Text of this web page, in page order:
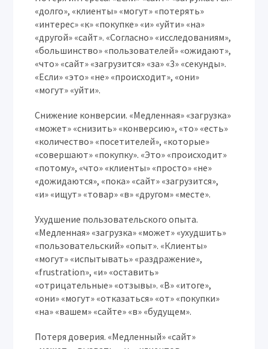
«долго», «клиенты» «могут» «потерять»
«интерес» «к» «покупке» «и» «уйти» «на»
«другой» «сайт». «Согласно» «исследованиям»,
«большинство» «пользователей» «ожидают»,
«что» «сайт» «загрузится» «за» «3» «секунды».
«Если» «это» «не» «происходит», «они»
«могут» «уйти».
Снижение конверсии. «Медленная» «загрузка»
«может» «снизить» «конверсию», «то» «есть»
«количество» «посетителей», «которые»
«совершают» «покупку». «Это» «происходит»
«потому», «что» «клиенты» «просто» «не»
«дожидаются», «пока» «сайт» «загрузится»,
«и» «ищут» «товар» «в» «другом» «месте».
Ухудшение пользовательского опыта.
«Медленная» «загрузка» «может» «ухудшить»
«пользовательский» «опыт». «Клиенты»
«могут» «испытывать» «раздражение»,
«frustration», «и» «оставить»
«отрицательные» «отзывы». «В» «итоге»,
«они» «могут» «отказаться» «от» «покупки»
«на» «вашем» «сайте» «в» «будущем».
Потеря доверия. «Медленный» «сайт»